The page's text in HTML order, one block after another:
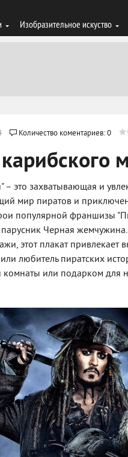
Изобразительное искуство
Количество коментариев: 0
это захватывающая и
мир пиратов и
популярной франшизы
Черная жемчужина.
этот плакат
любитель пиратских
или подарком для